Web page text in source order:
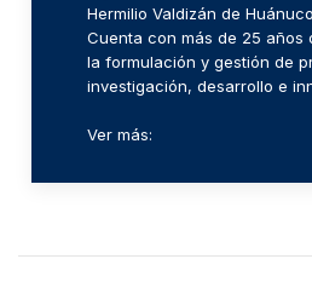
Hermilio Valdizán de Huánuco
Cuenta con más de 25 años
la formulación y gestión de
investigación, desarrollo e
Ver más: